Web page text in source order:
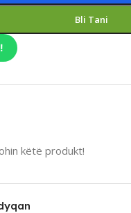
Bli Tani
këtë produkt!